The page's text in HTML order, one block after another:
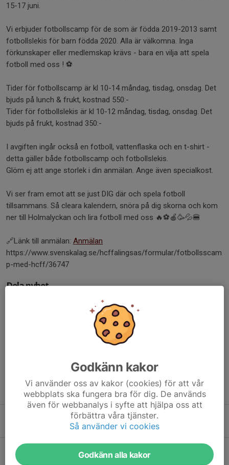
15-17 juni.
Vi erbjuder fotbollscamp för de som är födda 2019-2013 samt
fotbollslekis för barn födda 2020. Alla är välkomna. Inga
förkunskaper eller medlemskap krävs - bara en vilja att spela
fotboll med oss ! ⚽️
Tider för fotbollscamp är kl 10-14 måndag, tisdag, onsdag. Det
bjuds på lunch & frukt, kostnad 550:-
Tider för fotbollslekis är kl 10-12 måndag, tisdag, onsdag. Det
bjuds på frukt, kostnad 350:-
I avgiften ingår också en fotboll, vattenflaska och en t-shirt -
detta gäller både fotbollscamp och fotbollslekis.
Glöm ej att ange storlek i din anmälan. Ange även specialkost.
Vi ser fram emot att se just DIG där och spela fotboll
tillsammans. Så cleara kalendern, snöra på dig skorna och kom
ner till Holmalyckan och lira fotboll med oss 🔥⚽️🍎🥳💦🍔
🔗Länk till anmälan: Anmälan
https://www.svenskalag.se/hcffalingsas/formular/fotbollsscam
p-med-hcff/36747
Dela nyhet
Tidigare nyheter
Vi söker tränare!
27 jul, 12:14 0
0
Godkänn kakor
Vi använder oss av kakor (cookies) för att vår
webbplats ska fungera bra för dig. De används
även för webbanalys i syfte att hjälpa oss att
förbättra våra tjänster.
Så använder vi cookies
Godkänn alla kakor